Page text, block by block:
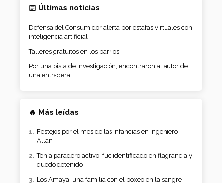
Últimas noticias
Defensa del Consumidor alerta por estafas virtuales con
inteligencia artificial
Talleres gratuitos en los barrios
Por una pista de investigación, encontraron al autor de
una entradera
🔥 Más leídas
Festejos por el mes de las infancias en Ingeniero
Allan
Tenía paradero activo, fue identificado en flagrancia y
quedó detenido
Los Amaya, una familia con el boxeo en la sangre